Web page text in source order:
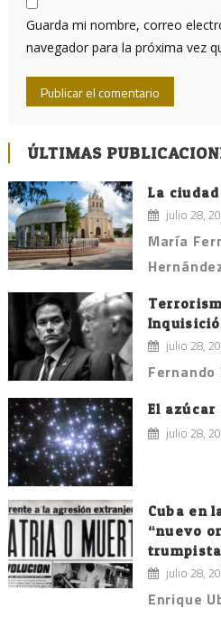
Guarda mi nombre, correo
navegador para la próxima vez
ÚLTIMAS
La
julio 28,
María
julio 28,
Fernando
El
julio 28,
Cuba en
“nuevo
julio 28,
Enrique